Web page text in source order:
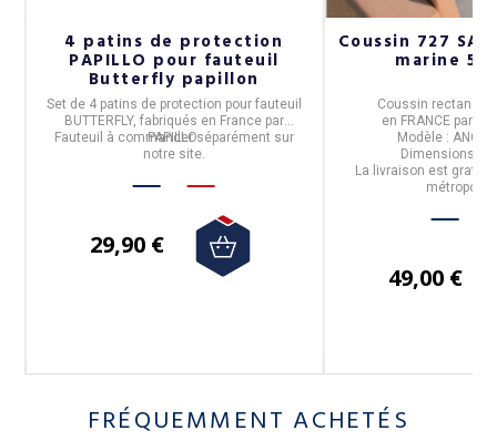
4 patins de protection
PAPILLO pour fauteuil
Butterfly papillon
Set de 4 patins de protection pour fauteuil
BUTTERFLY, fabriqués en Francepar
PAPILLO.
Fauteuil à commander séparément sur
notre site.
29,90 €
Coussin 727
marine
Coussin
en FRANCE par
Modèle :
Dimensions :
La livraison est
49,00 €
FRÉQUEMMENT ACHETÉS